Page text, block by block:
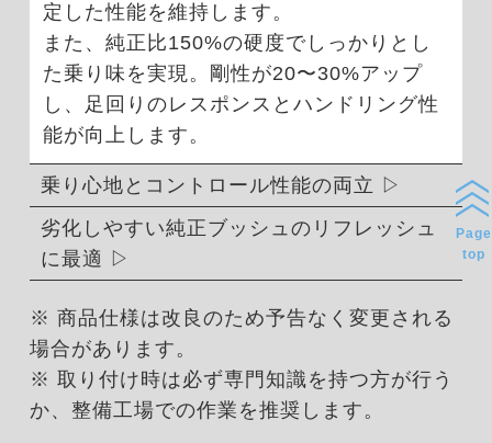
定した性能を維持します。
また、純正比150%の硬度でしっかりとし
た乗り味を実現。剛性が20〜30%アップ
し、足回りのレスポンスとハンドリング性
能が向上します。
乗り心地とコントロール性能の両立
劣化しやすい純正ブッシュのリフレッシュ
に最適
※ 商品仕様は改良のため予告なく変更される
場合があります。
※ 取り付け時は必ず専門知識を持つ方が行う
か、整備工場での作業を推奨します。
Page
top